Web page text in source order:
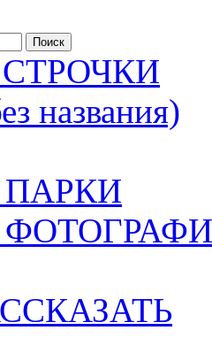
названия)